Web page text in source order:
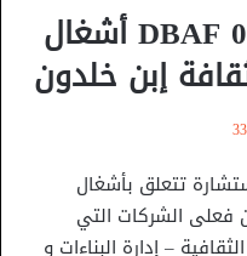
إستشارة عدد 01/2018 DBAF أشغال
إبن خلدون
33
تتعلق بأشغال
فعلى الشركات التي
– إدارة البناءات و